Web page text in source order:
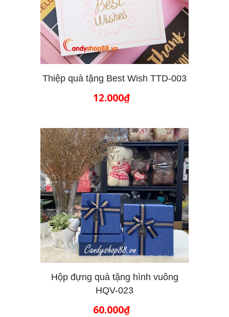
THÊM VÀO GIỎ HÀNG
Thiệp quà tặng Best Wish TTD-003
12.000₫
Hộp đựng quà tặng hình vuông
HQV-023
60.000₫